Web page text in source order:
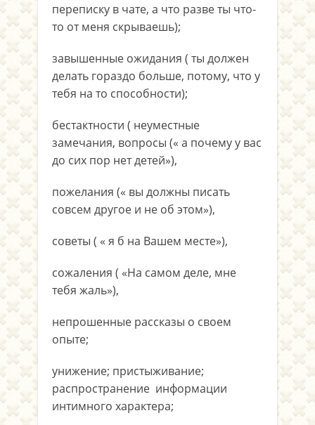
переписку в чате, а что разве ты что-
то от меня скрываешь);
завышенные ожидания ( ты должен
делать гораздо больше, потому, что у
тебя на то способности);
бестактности ( неуместные
замечания, вопросы (« а почему у вас
до сих пор нет детей»),
пожелания (« вы должны писать
совсем другое и не об этом»),
советы ( « я б на Вашем месте»),
сожаления ( «На самом деле, мне
тебя жаль»),
непрошенные рассказы о своем
опыте;
унижение; пристыживание;
распространение информации
интимного характера;